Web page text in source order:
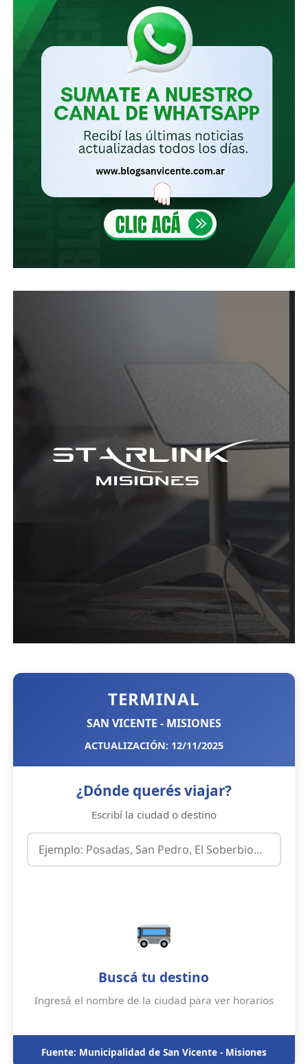
TERMINAL
SAN VICENTE - MISIONES
ACTUALIZACIÓN: 12/11/2025
¿Dónde querés viajar?
Escribí la ciudad o destino
Buscá tu destino
Ingresá el nombre de la ciudad para ver horarios
Fuente: Municipalidad de San Vicente - Misiones